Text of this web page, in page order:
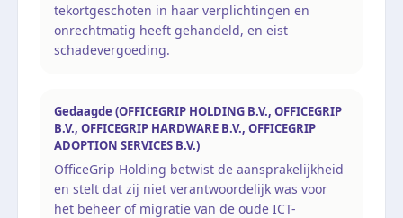
tekortgeschoten in haar verplichtingen en
onrechtmatig heeft gehandeld, en eist
schadevergoeding.
Gedaagde (OFFICEGRIP HOLDING B.V., OFFICEGRIP
B.V., OFFICEGRIP HARDWARE B.V., OFFICEGRIP
ADOPTION SERVICES B.V.)
OfficeGrip Holding betwist de aansprakelijkheid
en stelt dat zij niet verantwoordelijk was voor
het beheer of migratie van de oude ICT-